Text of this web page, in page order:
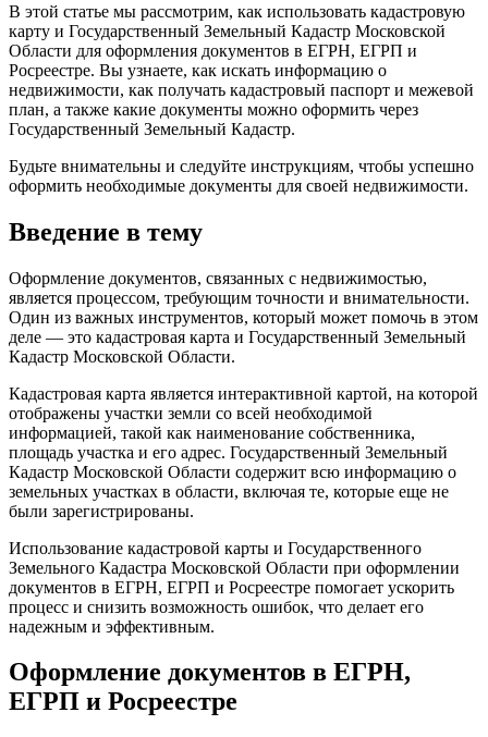
В этой статье мы рассмотрим, как использовать кадастровую
карту и Государственный Земельный Кадастр Московской
Области для оформления документов в ЕГРН, ЕГРП и
Росреестре. Вы узнаете, как искать информацию о
недвижимости, как получать кадастровый паспорт и межевой
план, а также какие документы можно оформить через
Государственный Земельный Кадастр.
Будьте внимательны и следуйте инструкциям, чтобы успешно
оформить необходимые документы для своей недвижимости.
Введение в тему
Оформление документов, связанных с недвижимостью,
является процессом, требующим точности и внимательности.
Один из важных инструментов, который может помочь в этом
деле — это кадастровая карта и Государственный Земельный
Кадастр Московской Области.
Кадастровая карта является интерактивной картой, на которой
отображены участки земли со всей необходимой
информацией, такой как наименование собственника,
площадь участка и его адрес. Государственный Земельный
Кадастр Московской Области содержит всю информацию о
земельных участках в области, включая те, которые еще не
были зарегистрированы.
Использование кадастровой карты и Государственного
Земельного Кадастра Московской Области при оформлении
документов в ЕГРН, ЕГРП и Росреестре помогает ускорить
процесс и снизить возможность ошибок, что делает его
надежным и эффективным.
Оформление документов в ЕГРН,
ЕГРП и Росреестре